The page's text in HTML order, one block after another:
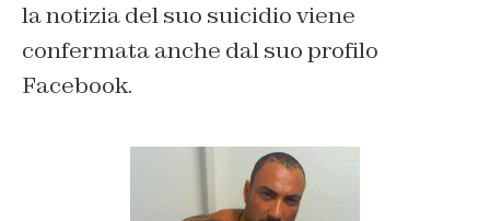
la notizia del suo suicidio viene
confermata anche dal suo profilo
Facebook.